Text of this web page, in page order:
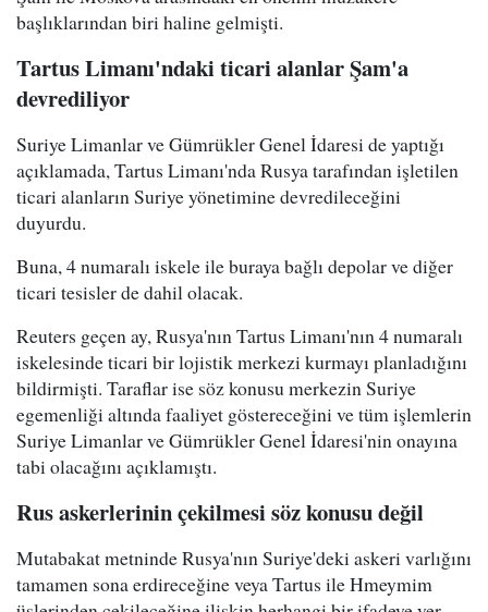
başlıklarından biri haline gelmişti.
Tartus Limanı'ndaki ticari alanlar Şam'a
devrediliyor
Suriye Limanlar ve Gümrükler Genel İdaresi de yaptığı
açıklamada, Tartus Limanı'nda Rusya tarafından işletilen
ticari alanların Suriye yönetimine devredileceğini
duyurdu.
Buna, 4 numaralı iskele ile buraya bağlı depolar ve diğer
ticari tesisler de dahil olacak.
Reuters geçen ay, Rusya'nın Tartus Limanı'nın 4 numaralı
iskelesinde ticari bir lojistik merkezi kurmayı planladığını
bildirmişti. Taraflar ise söz konusu merkezin Suriye
egemenliği altında faaliyet göstereceğini ve tüm işlemlerin
Suriye Limanlar ve Gümrükler Genel İdaresi'nin onayına
tabi olacağını açıklamıştı.
Rus askerlerinin çekilmesi söz konusu değil
Mutabakat metninde Rusya'nın Suriye'deki askeri varlığını
tamamen sona erdireceğine veya Tartus ile Hmeymim